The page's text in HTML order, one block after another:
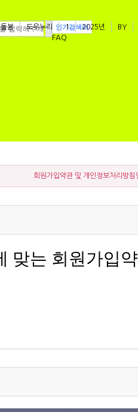
인기검색어
봄 도우누리 1 2025년
BY
FAQ
회원가입약관 및 개인정보처리방